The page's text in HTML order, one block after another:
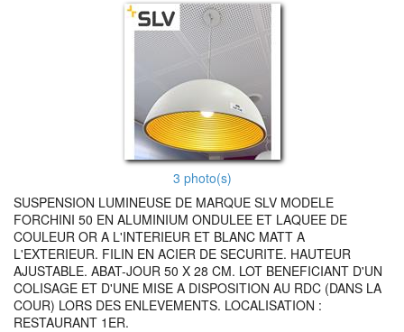
3 photo(s)
SUSPENSION LUMINEUSE DE MARQUE SLV MODELE
FORCHINI 50 EN ALUMINIUM ONDULEE ET LAQUEE DE
COULEUR OR A L'INTERIEUR ET BLANC MATT A
L'EXTERIEUR. FILIN EN ACIER DE SECURITE. HAUTEUR
AJUSTABLE. ABAT-JOUR 50 X 28 CM. LOT BENEFICIANT D'UN
COLISAGE ET D'UNE MISE A DISPOSITION AU RDC (DANS LA
COUR) LORS DES ENLEVEMENTS. LOCALISATION :
RESTAURANT 1ER.